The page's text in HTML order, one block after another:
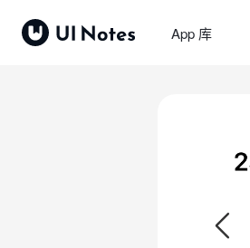
App 库